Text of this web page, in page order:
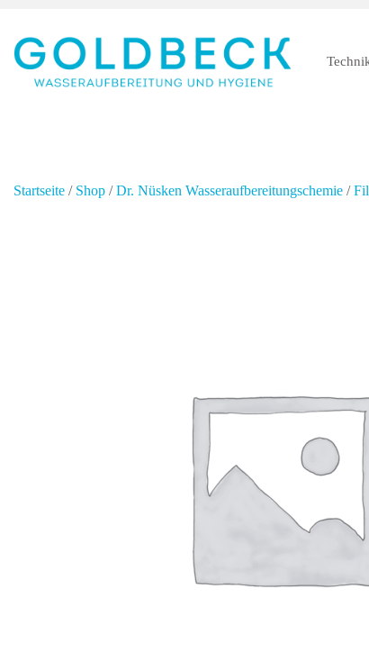
Startseite / Shop /Dr. Nüsken Wasseraufbereitungschemie /